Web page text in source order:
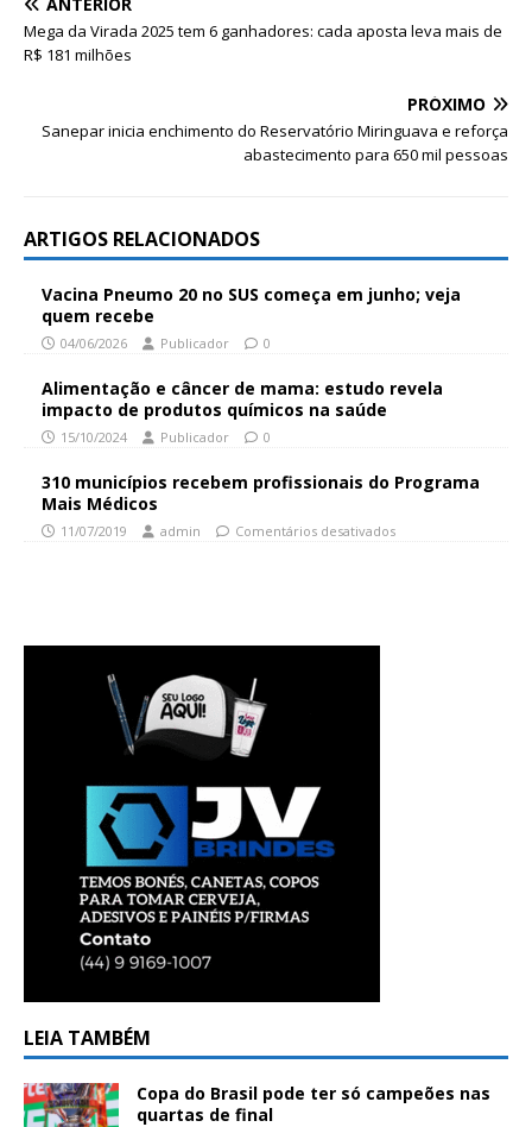
Mega da Virada 2025 tem 6 ganhadores: cada aposta leva mais de
R$ 181 milhões
PRÓXIMO
Sanepar inicia enchimento do Reservatório Miringuava e reforça
abastecimento para 650 mil pessoas
ARTIGOS RELACIONADOS
Vacina Pneumo 20 no SUS começa em junho; veja
quem recebe
04/06/2026 Publicador 0
Alimentação e câncer de mama: estudo revela
impacto de produtos químicos na saúde
15/10/2024 Publicador 0
310 municípios recebem profissionais do Programa
Mais Médicos
11/07/2019 admin Comentários desativados
LEIA TAMBÉM
Copa do Brasil pode ter só campeões nas
quartas de final